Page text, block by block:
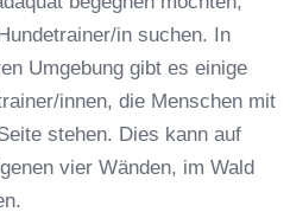
Training und
Beschäftigung
in Wolfersdorf
in
Hundetrainer in
in suchen. In
Umgebung gibt es einige
innen, die Menschen mit
stehen. Dies kann auf
vier Wänden, im Wald